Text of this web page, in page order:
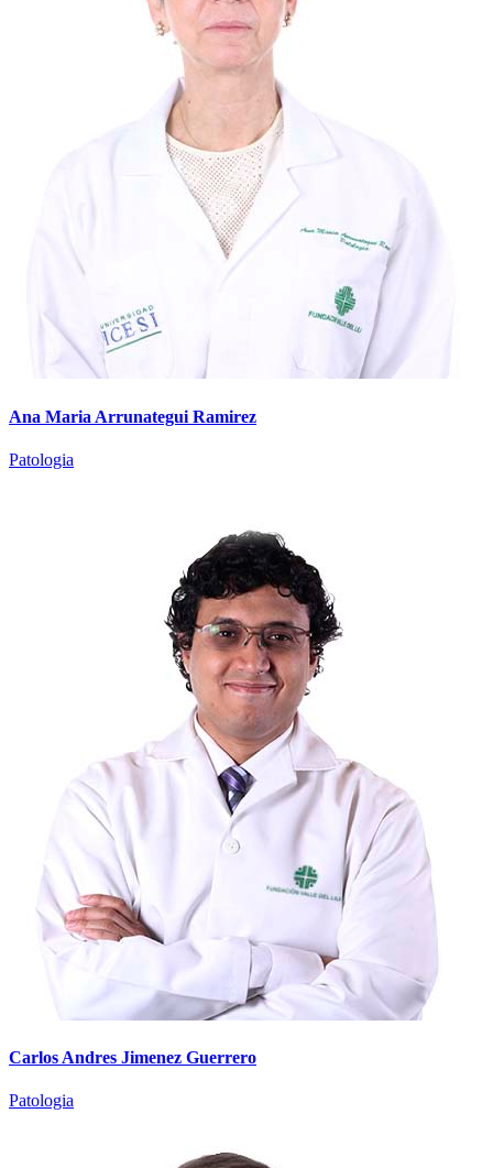
Ana Maria Arrunategui Ramirez
Patologia
Carlos Andres Jimenez Guerrero
Patologia